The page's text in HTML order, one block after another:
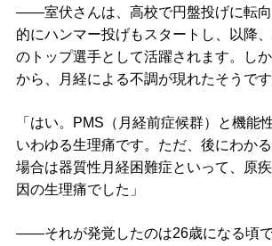
――室伏さんは、高校で円盤投げに転
的にハンマー投げもスタートし、以降
のトップ選手として活躍されます。し
から、月経による不調が現れたそうです
「はい。PMS（月経前症候群）と機
いわゆる生理痛です。ただ、後にわか
場合は器質性月経困難症といって、原
因の生理痛でした」
――それが発覚したのは26歳になる頃